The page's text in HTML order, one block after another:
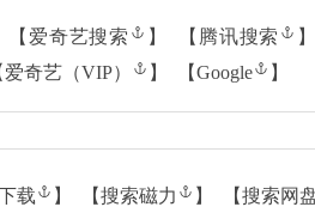
【 爱奇艺搜索 】 【 腾讯搜索
爱奇艺（VIP） 】 【Google 】
载 】 【搜索磁力 】 【搜索网